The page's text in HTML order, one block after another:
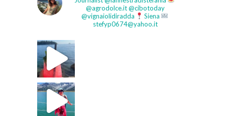
@agrodolce.it @cibotoday
@vignaiolidiradda
Siena
stefyp0674@yahoo.it